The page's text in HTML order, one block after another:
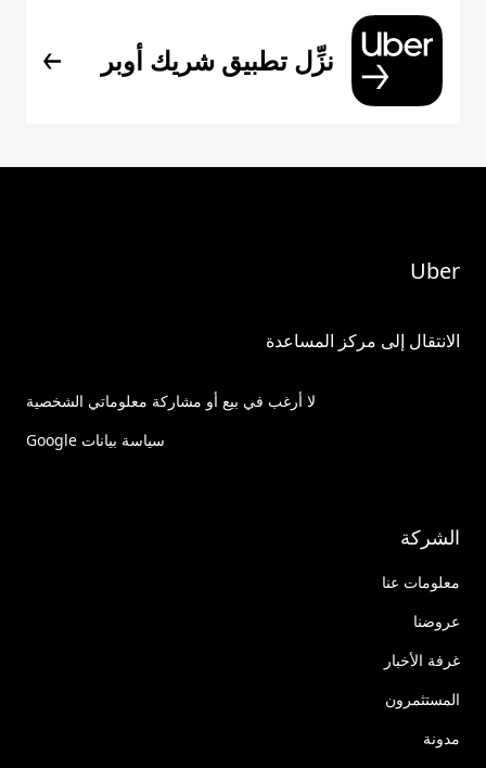
نزِّل تطبيق شريك أوبر
Uber
الانتقال إلى مركز المساعدة
لا أرغب في بيع أو مشاركة معلوماتي الشخصية
سياسة بيانات Google
الشركة
معلومات عنا
عروضنا
غرفة الأخبار
المستثمرون
مدونة